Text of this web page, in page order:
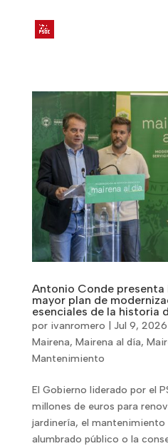
Antonio Conde presenta
mayor plan de
esenciales de la historia
por ivanromero Jul 9, 2026
Mairena, Mairena al día,
Mantenimiento
El Gobierno liderado por el
millones de euros para
jardinería, el mantenimiento
alumbrado público o la